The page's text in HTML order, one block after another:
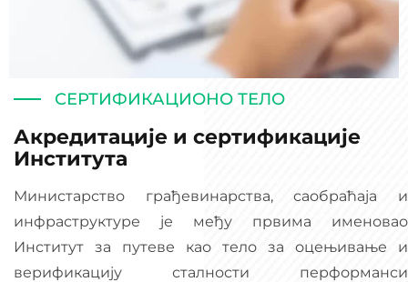
СЕРТИФИКАЦИОНО ТЕЛО
Акредитације и сертификације
Института
Министарство грађевинарства, саобраћаја и
инфраструктуре је међу првима именовао
Институт за путеве као тело за оцењивање и
верификацију сталности перформанси